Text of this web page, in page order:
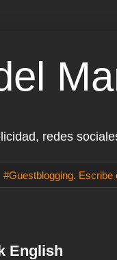
redes
#Guestblogging. Escribe
English